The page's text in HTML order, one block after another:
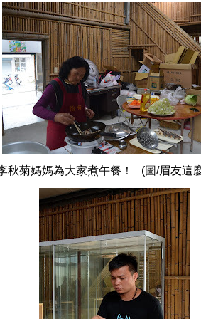
媽為大家煮午餐！ (圖/眉友這